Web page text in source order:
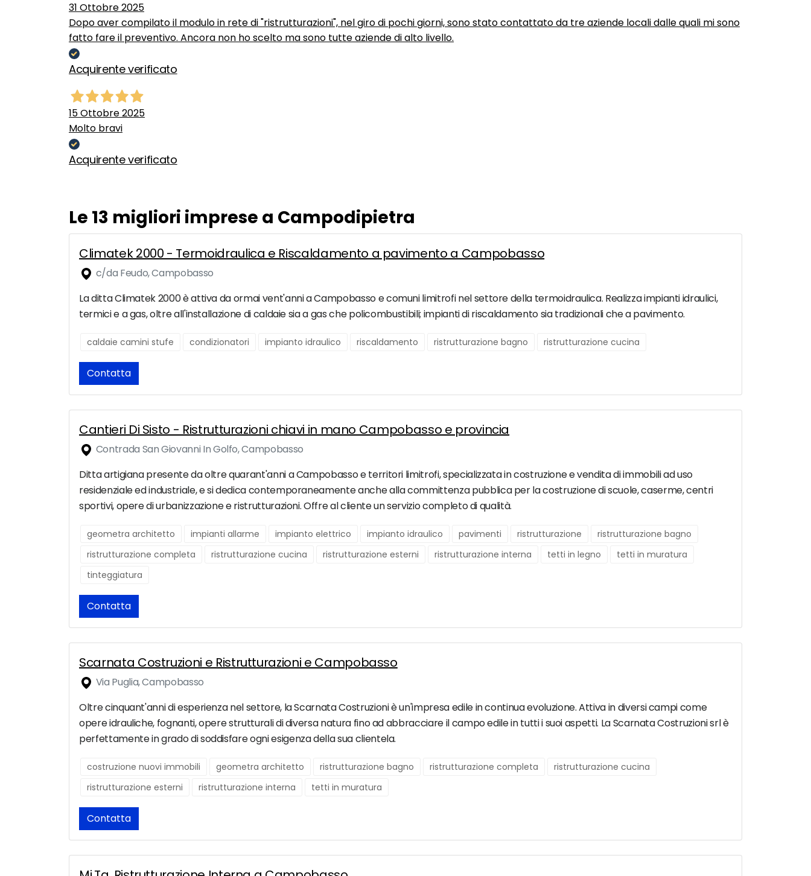
31 Ottobre 2025
Dopo aver compilato il modulo in rete di "ristrutturazioni", nel giro di pochi giorni, sono stato contattato da tre aziende locali dalle quali mi sono
fatto fare il preventivo. Ancora non ho scelto ma sono tutte aziende di alto livello.
Acquirente verificato
15 Ottobre 2025
Molto bravi
Acquirente verificato
Le 13 migliori imprese a Campodipietra
Climatek 2000 - Termoidraulica e Riscaldamento a pavimento a Campobasso
c/da Feudo, Campobasso
La ditta Climatek 2000 è attiva da ormai vent'anni a Campobasso e comuni limitrofi nel settore della termoidraulica. Realizza impianti idraulici,
termici e a gas, oltre all'installazione di caldaie sia a gas che policombustibili; impianti di riscaldamento sia tradizionali che a pavimento.
caldaie camini stufe condizionatori impianto idraulico riscaldamento ristrutturazione bagno ristrutturazione cucina
Contatta
Cantieri Di Sisto - Ristrutturazioni chiavi in mano Campobasso e provincia
Contrada San Giovanni In Golfo, Campobasso
Ditta artigiana presente da oltre quarant'anni a Campobasso e territori limitrofi, specializzata in costruzione e vendita di immobili ad uso
residenziale ed industriale, e si dedica contemporaneamente anche alla committenza pubblica per la costruzione di scuole, caserme, centri
sportivi, opere di urbanizzazione e ristrutturazioni. Offre al cliente un servizio completo di qualità.
geometra architetto impianti allarme impianto elettrico impianto idraulico pavimenti ristrutturazione
ristrutturazione bagno
ristrutturazione completa
ristrutturazione cucina ristrutturazione esterni ristrutturazione interna tetti in legno
tetti in muratura
tinteggiatura
Contatta
Scarnata Costruzioni e Ristrutturazioni e Campobasso
Via Puglia, Campobasso
Oltre cinquant'anni di esperienza nel settore, la Scarnata Costruzioni è un'impresa edile in continua evoluzione. Attiva in diversi campi come
opere idrauliche, fognanti, opere strutturali di diversa natura fino ad abbracciare il campo edile in tutti i suoi aspetti. La Scarnata Costruzioni srl è
perfettamente in grado di soddisfare ogni esigenza della sua clientela.
costruzione nuovi immobili geometra architetto ristrutturazione bagno ristrutturazione completa
ristrutturazione cucina
ristrutturazione esterni
ristrutturazione interna tetti in muratura
Contatta